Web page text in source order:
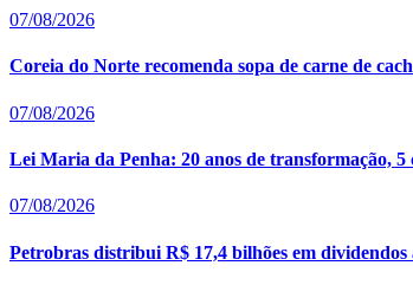
07/08/2026
Coreia do Norte recomenda sopa de carne de
07/08/2026
Lei Maria da Penha: 20 anos de transformação, 5
07/08/2026
Petrobras distribui R$ 17,4 bilhões em dividendos